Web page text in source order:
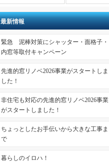
最新情報
緊急 泥棒対策にシャッター・面格子・
内窓等取付キャンペーン
先進的窓リノベ2026事業がスタートしま
した！
非住宅も対応の先進的窓リノベ2026事業
がスタートしました！
ちょっとしたお手伝いから大きな工事ま
で
暮らしのイロハ！